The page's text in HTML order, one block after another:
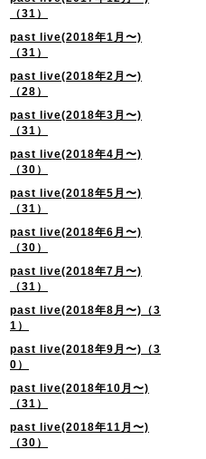
（31）
past live(2018年1月〜)
（31）
past live(2018年2月〜)
（28）
past live(2018年3月〜)
（31）
past live(2018年4月〜)
（30）
past live(2018年5月〜)
（31）
past live(2018年6月〜)
（30）
past live(2018年7月〜)
（31）
past live(2018年8月〜)（3
1）
past live(2018年9月〜)（3
0）
past live(2018年10月〜)
（31）
past live(2018年11月〜)
（30）